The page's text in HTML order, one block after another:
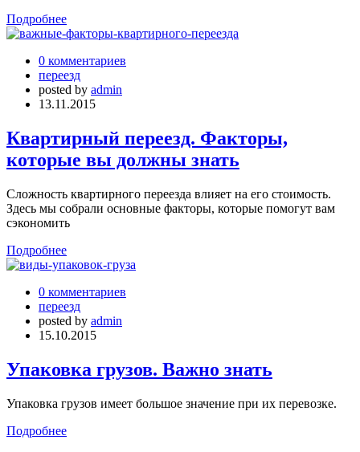
Подробнее
0 комментариев
переезд
posted by admin
13.11.2015
Квартирный переезд. Факторы,
которые вы должны знать
Сложность квартирного переезда влияет на его стоимость.
Здесь мы собрали основные факторы, которые помогут вам
сэкономить
Подробнее
0 комментариев
переезд
posted by admin
15.10.2015
Упаковка грузов. Важно знать
Упаковка грузов имеет большое значение при их перевозке.
Подробнее